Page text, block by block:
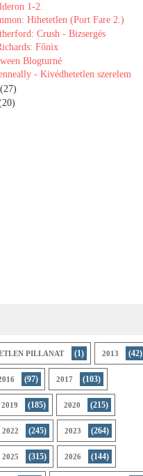
1-2.
Hihetetlen (Port Fare 2.)
Crush - Bizsergés
Főnix
Blogturné
- Kivédhetetlen szerelem
(27)
PILLANAT (1) 2013 (42)
(97) 2017 (103)
2019 (185) 2020 (215)
2022 (245) 2023 (264)
2025 (315) 2026 (144)